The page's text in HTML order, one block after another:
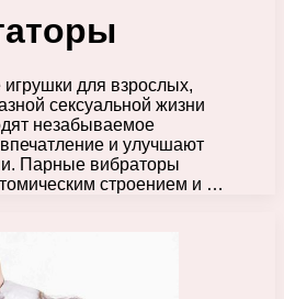
для взрослых,
сексуальной жизни
незабываемое
и улучшают
Парные вибраторы
строением и …